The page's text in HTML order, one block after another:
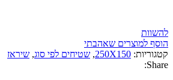
להשוות
הוסף למוצרים שאהבתי
קטגוריות: 250X150
, שטיחים לפי סוג, שיראז
Share: